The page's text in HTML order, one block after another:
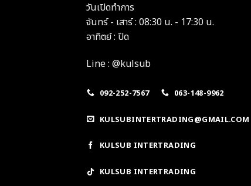
วันเปิดทำการ
จันทร์ - เสาร์ : 08:30 น. - 17:30 น.
อาทิตย์ : ปิด
Line : @kulsub
092-252-7567 063-148-9962
KULSUBINTERTRADING@GMAIL.COM
KULSUB INTERTRADING
KULSUB INTERTRADING